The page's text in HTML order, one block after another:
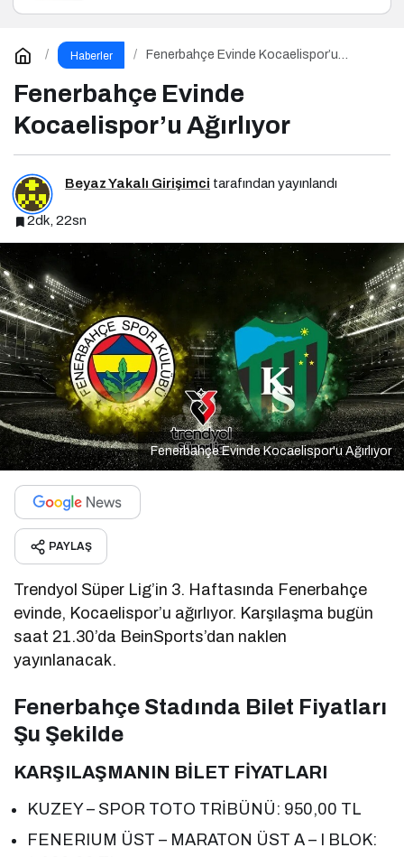
Haberler
Fenerbahçe Evinde Kocaelispor’u
Fenerbahçe Evinde
Kocaelispor’u Ağırlıyor
Beyaz Yakalı Girişimci tarafından yayınlandı
2dk, 22sn
Fenerbahçe Evinde Kocaelispor'u Ağırlıyor
PAYLAŞ
Trendyol Süper Lig’in 3. Haftasında Fenerbahçe
evinde, Kocaelispor’u ağırlıyor. Karşılaşma bugün
saat 21.30’da BeinSports’dan naklen
yayınlanacak.
Fenerbahçe Stadında Bilet Fiyatları
Şu Şekilde
KARŞILAŞMANIN BİLET FİYATLARI
KUZEY – SPOR TOTO TRİBÜNÜ: 950,00 TL
FENERIUM ÜST – MARATON ÜST A – I BLOK: